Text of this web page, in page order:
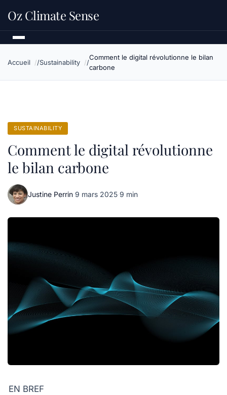
Oz Climate Sense
Accueil Sustainability
Comment le digital révolutionne le bilan
carbone
SUSTAINABILITY
Comment le digital révolutionne
le bilan carbone
Justine Perrin·9 mars 2025·9 min
EN BREF